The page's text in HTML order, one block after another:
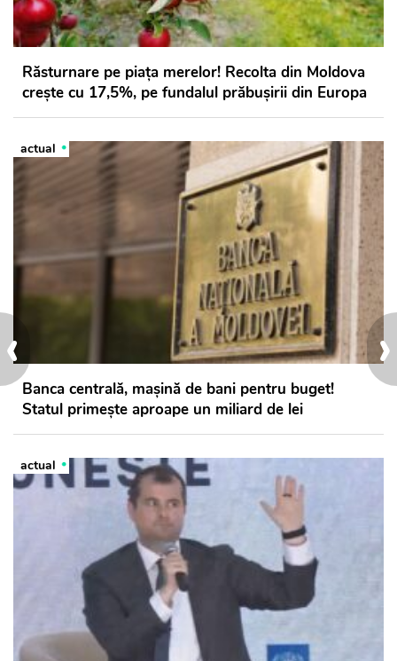
›
‹
Răsturnare pe piața merelor! Recolta din Moldova
crește cu 17,5%, pe fundalul prăbușirii din Europa
actual
Banca centrală, mașină de bani pentru buget!
Statul primește aproape un miliard de lei
actual